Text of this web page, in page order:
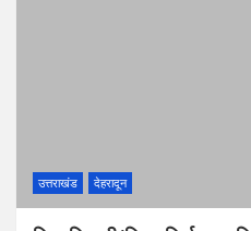
उत्तराखंड देहरादून